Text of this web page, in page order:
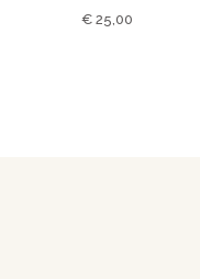
€ 25,00